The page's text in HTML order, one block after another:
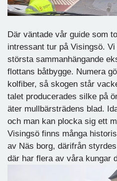
Där väntade vår guide som
intressant tur på Visingsö.
största sammanhängande
flottans båtbygge. Numera
kolfiber, så skogen står
talet producerades silke på
äter mullbärsträdens blad.
och man kan plocka sig ett
Visingsö finns många
av Näs borg, därifrån
där har flera av våra kungar